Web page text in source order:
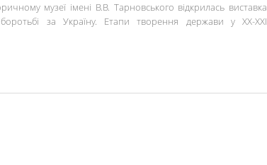
музеї імені В.В. Тарновського відкрилась виставка
боротьбі за Україну. Етапи творення держави у ХХ-ХХІ